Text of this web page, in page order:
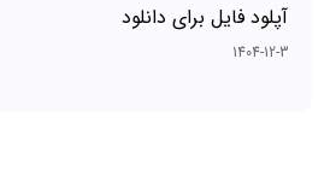
آپلود فایل برای دانلود
1404-12-3